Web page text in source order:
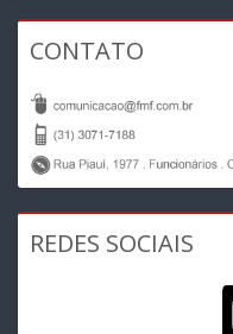
CONTATO
REDES SOCIAIS